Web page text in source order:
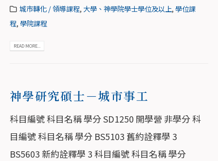
城市轉化 / 領導課程, 大學、神學院學士學位及以上, 學位課
程, 學院課程
READ MORE...
神學研究碩士－城市事工
科目編號 科目名稱 學分 SD1250 開學營 非學分 科
目編號 科目名稱 學分 BS5103 舊約詮釋學 3
BS5603 新約詮釋學 3 科目編號 科目名稱 學分